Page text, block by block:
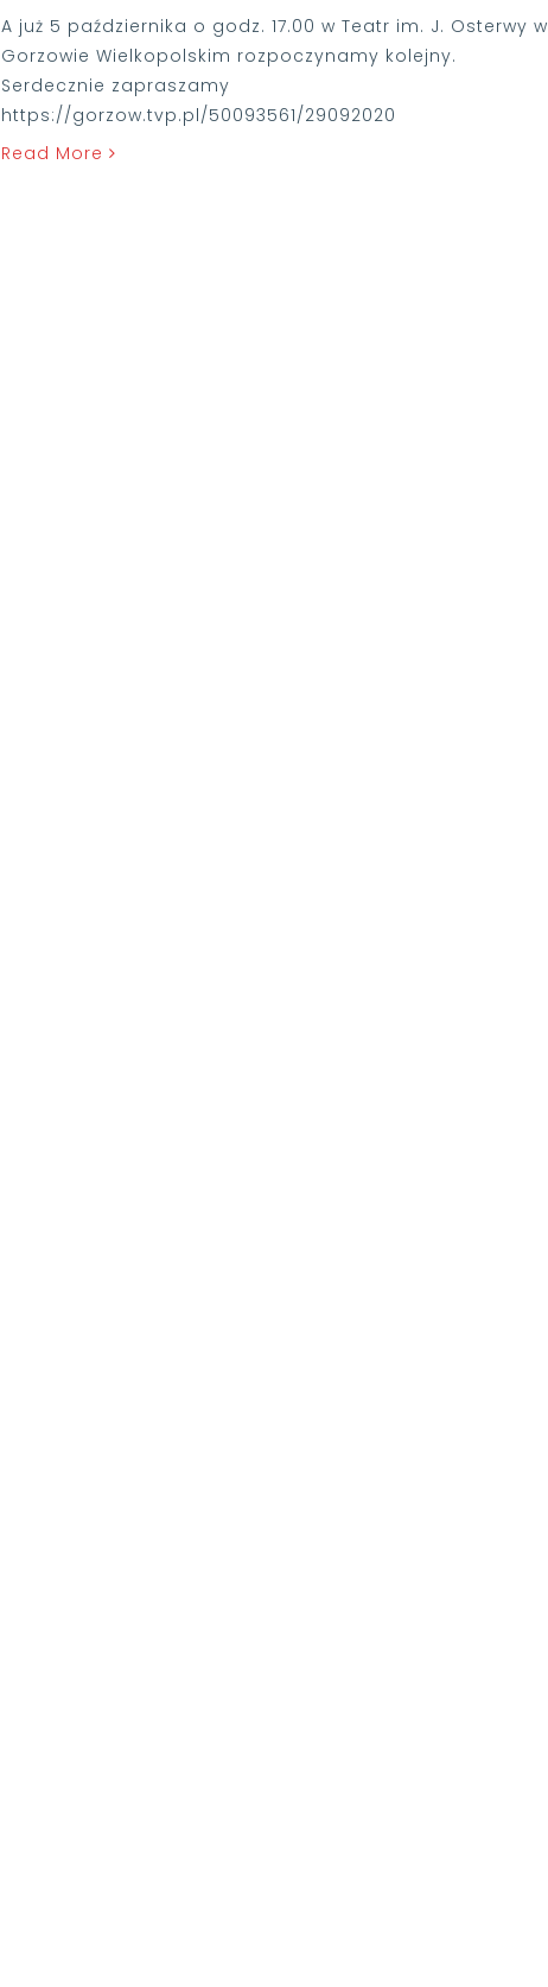
A już 5 października o godz. 17.00 w Teatr im. J. Osterwy w
Gorzowie Wielkopolskim rozpoczynamy kolejny.
Serdecznie zapraszamy
https://gorzow.tvp.pl/50093561/29092020
Read More